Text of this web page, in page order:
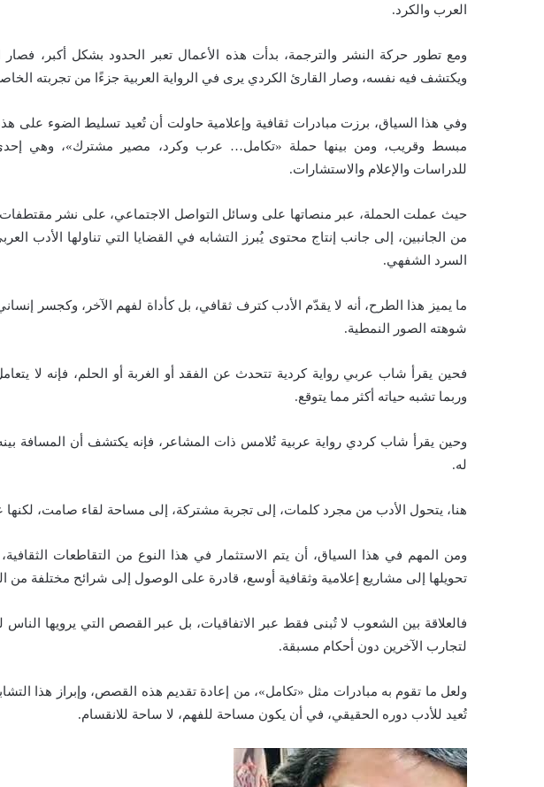
العرب والكرد.
ومع تطور حركة النشر والترجمة، بدأت هذه الأعمال تعبر الحدود بشكل أكبر،
ويكتشف فيه نفسه، وصار القارئ الكردي يرى في الرواية العربية جزءًا من تجربته
وفي هذا السياق، برزت مبادرات ثقافية وإعلامية حاولت أن تُعيد تسليط الضوء على
مبسط وقريب، ومن بينها حملة «تكامل… عرب وكرد، مصير مشترك»، وهي
للدراسات والإعلام والاستشارات.
حيث عملت الحملة، عبر منصاتها على وسائل التواصل الاجتماعي، على نشر
من الجانبين، إلى جانب إنتاج محتوى يُبرز التشابه في القضايا التي تناولها الأدب
السرد الشفهي.
ما يميز هذا الطرح، أنه لا يقدّم الأدب كترف ثقافي، بل كأداة لفهم الآخر، وكجسر
شوهته الصور النمطية.
فحين يقرأ شاب عربي رواية كردية تتحدث عن الفقد أو الغربة أو الحلم، فإنه لا
وربما تشبه حياته أكثر مما يتوقع.
وحين يقرأ شاب كردي رواية عربية تُلامس ذات المشاعر، فإنه يكتشف أن المسافة
له.
هنا، يتحول الأدب من مجرد كلمات، إلى تجربة مشتركة، إلى مساحة لقاء صامت، لكنها
ومن المهم في هذا السياق، أن يتم الاستثمار في هذا النوع من التقاطعات
تحويلها إلى مشاريع إعلامية وثقافية أوسع، قادرة على الوصول إلى شرائح مختلفة من
فالعلاقة بين الشعوب لا تُبنى فقط عبر الاتفاقيات، بل عبر القصص التي يرويها
لتجارب الآخرين دون أحكام مسبقة.
ولعل ما تقوم به مبادرات مثل «تكامل»، من إعادة تقديم هذه القصص، وإبراز هذا
تُعيد للأدب دوره الحقيقي، في أن يكون مساحة للفهم، لا ساحة للانقسام.